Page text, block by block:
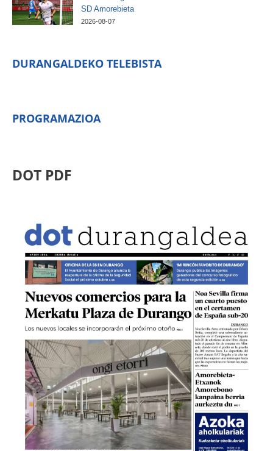
SD Amorebieta
2026-08-07
DURANGALDEKO TELEBISTA
PROGRAMAZIOA
DOT PDF